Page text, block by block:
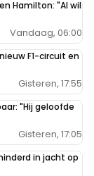
Hamilton: "Al wil
Vandaag, 06:00
F1-circuit en
Gisteren, 17:55
"Hij geloofde
Gisteren, 17:05
in jacht op